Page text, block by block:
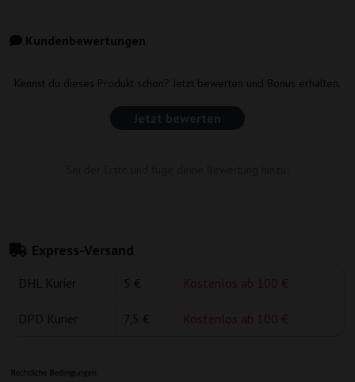
Kundenbewertungen
Kennst du dieses Produkt schon? Jetzt bewerten und Bonus erhalten.
Jetzt bewerten
Express-Versand
DHL Kurier 5 € Kostenlos ab 100 €
DPD Kurier 7,5 € Kostenlos ab 100 €